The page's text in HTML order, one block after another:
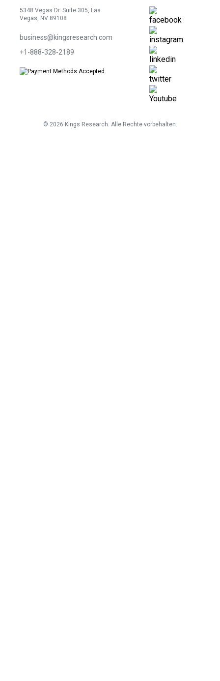
5348 Vegas Dr. Suite 305, Las
Vegas, NV 89108
business@kingsresearch.com
+1-888-328-2189
© 2026 Kings Research. Alle Rechte vorbehalten.